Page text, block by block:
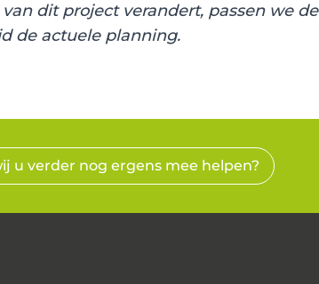
dit project verandert, passen we de
de actuele planning.
u verder nog ergens mee helpen?